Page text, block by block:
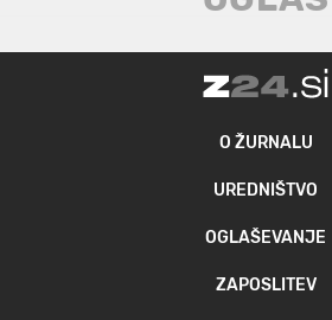
O ŽURNALU
UREDNIŠTVO
OGLAŠEVANJE
ZAPOSLITEV